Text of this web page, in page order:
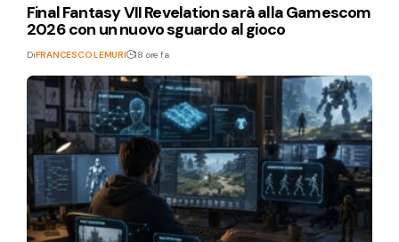
Final Fantasy VII Revelation sarà alla Gamescom
2026 con un nuovo sguardo al gioco
DiFRANCESCO LEMURI 18 ore fa